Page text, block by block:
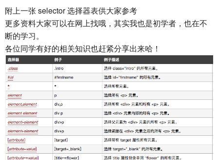
附上一张 selector 选择器表供大家参考
更多资料大家可以在网上找哦，其实我也是初学者，也在不
断的学习。
各位同学有好的相关知识也赶紧分享出来哈！